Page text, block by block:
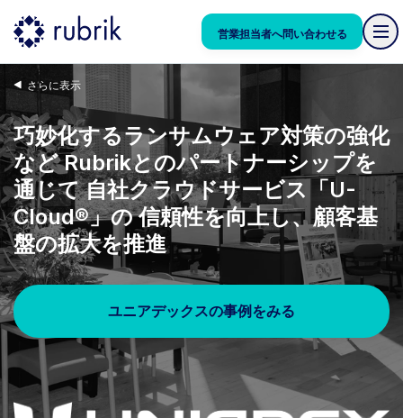
営業担当者へ問い合わせる
さらに表示
巧妙化するランサムウェア対策の強化
など Rubrikとのパートナーシップを
通じて 自社クラウドサービス「U-
Cloud®」の 信頼性を向上し、顧客基
盤の拡大を推進
ユニアデックスの事例をみる